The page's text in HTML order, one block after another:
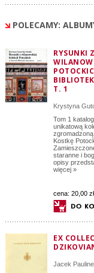
POLECAMY:
RYSUNKI
T. 1
Krystyna
Tom 1
unikatową
Kostkę
staranne i
opisy
więcej »
cena: 20,00 zł
EX
Jacek